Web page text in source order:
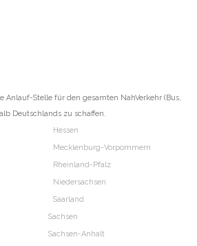
Anlauf-Stelle für den gesamten NahVerkehr (Bus,
Deutschlands zu schaffen.
Hessen
Mecklenburg-Vorpommern
Rheinland-Pfalz
Niedersachsen
Saarland
Sachsen
Sachsen-Anhalt